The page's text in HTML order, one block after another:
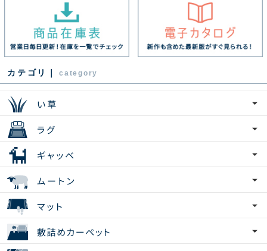
カテゴリ｜ category